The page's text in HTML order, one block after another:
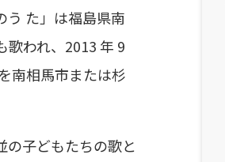
う た」は福島県南
われ、2013 年 9
南相馬市または杉
の子どもたちの歌と